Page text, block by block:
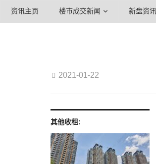
资讯主页 楼市成交新闻 新盘资讯
2021-01-22
其他收租: